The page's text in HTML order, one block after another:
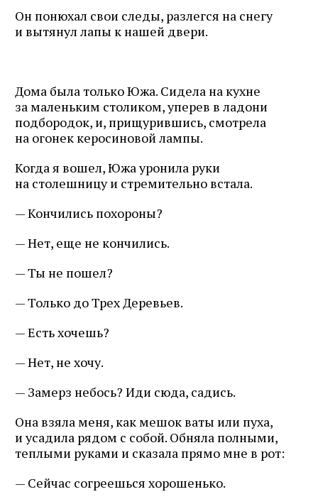
Он понюхал свои следы, разлегся на снегу
и вытянул лапы к нашей двери.
Дома была только Южа. Сидела на кухне
за маленьким столиком, уперев в ладони
подбородок, и, прищурившись, смотрела
на огонек керосиновой лампы.
Когда я вошел, Южа уронила руки
на столешницу и стремительно встала.
— Кончились похороны?
— Нет, еще не кончились.
— Ты не пошел?
— Только до Трех Деревьев.
— Есть хочешь?
— Нет, не хочу.
— Замерз небось? Иди сюда, садись.
Она взяла меня, как мешок ваты или пуха,
и усадила рядом с собой. Обняла полными,
теплыми руками и сказала прямо мне в рот:
— Сейчас согреешься хорошенько.